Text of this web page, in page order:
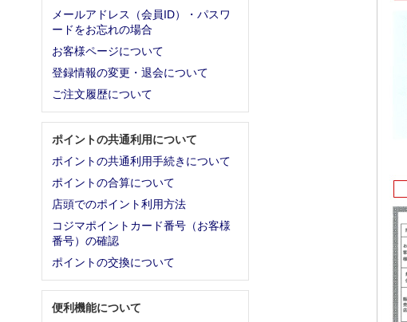
メールアドレス（会員ID）・パスワ
ードをお忘れの場合
お客様ページについて
登録情報の変更・退会について
ご注文履歴について
ポイントの共通利用について
ポイントの共通利用手続きについて
ポイントの合算について
店頭でのポイント利用方法
コジマポイントカード番号（お客様
番号）の確認
ポイントの交換について
便利機能について